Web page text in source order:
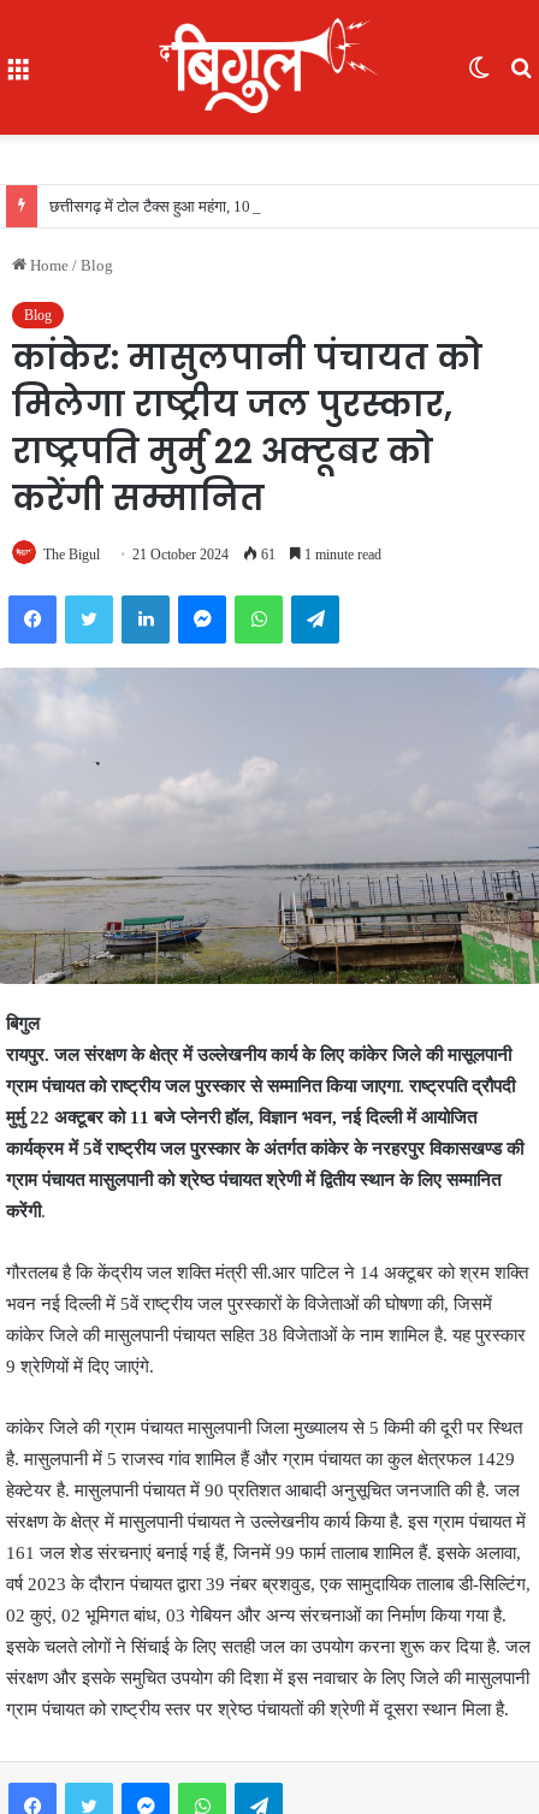
Home / Blog
Blog
कांकेर: मासुलपानी पंचायत को
मिलेगा राष्ट्रीय जल पुरस्कार,
राष्ट्रपति मुर्मु 22 अक्टूबर को
करेंगी सम्मानित
The Bigul 21 October 2024 61 1 minute read
FacebookTwitter LinkedInMessengerWhatsAppTelegram
बिगुल
रायपुर. जल संरक्षण के क्षेत्र में उल्लेखनीय कार्य के लिए कांकेर जिले की मासूलपानी
ग्राम पंचायत को राष्ट्रीय जल पुरस्कार से सम्मानित किया जाएगा. राष्ट्रपति द्रौपदी
मुर्मु 22 अक्टूबर को 11 बजे प्लेनरी हॉल, विज्ञान भवन, नई दिल्ली में आयोजित
कार्यक्रम में 5वें राष्ट्रीय जल पुरस्कार के अंतर्गत कांकेर के नरहरपुर विकासखण्ड की
ग्राम पंचायत मासुलपानी को श्रेष्ठ पंचायत श्रेणी में द्वितीय स्थान के लिए सम्मानित
करेंगी.
गौरतलब है कि केंद्रीय जल शक्ति मंत्री सी.आर पाटिल ने 14 अक्टूबर को श्रम शक्ति
भवन नई दिल्ली में 5वें राष्ट्रीय जल पुरस्कारों के विजेताओं की घोषणा की, जिसमें
कांकेर जिले की मासुलपानी पंचायत सहित 38 विजेताओं के नाम शामिल है. यह पुरस्कार
9 श्रेणियों में दिए जाएंगे.
कांकेर जिले की ग्राम पंचायत मासुलपानी जिला मुख्यालय से 5 किमी की दूरी पर स्थित
है. मासुलपानी में 5 राजस्व गांव शामिल हैं और ग्राम पंचायत का कुल क्षेत्रफल 1429
हेक्टेयर है. मासुलपानी पंचायत में 90 प्रतिशत आबादी अनुसूचित जनजाति की है. जल
संरक्षण के क्षेत्र में मासुलपानी पंचायत ने उल्लेखनीय कार्य किया है. इस ग्राम पंचायत में
161 जल शेड संरचनाएं बनाई गई हैं, जिनमें 99 फार्म तालाब शामिल हैं. इसके अलावा,
वर्ष 2023 के दौरान पंचायत द्वारा 39 नंबर ब्रशवुड, एक सामुदायिक तालाब डी-सिल्टिंग,
02 कुएं, 02 भूमिगत बांध, 03 गेबियन और अन्य संरचनाओं का निर्माण किया गया है.
इसके चलते लोगों ने सिंचाई के लिए सतही जल का उपयोग करना शुरू कर दिया है. जल
संरक्षण और इसके समुचित उपयोग की दिशा में इस नवाचार के लिए जिले की मासुलपानी
ग्राम पंचायत को राष्ट्रीय स्तर पर श्रेष्ठ पंचायतों की श्रेणी में दूसरा स्थान मिला है.
FacebookTwitter MessengerWhatsAppTelegram